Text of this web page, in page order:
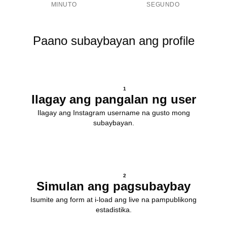
MINUTO SEGUNDO
Paano subaybayan ang profile
1
Ilagay ang pangalan ng user
Ilagay ang Instagram username na gusto mong
subaybayan.
2
Simulan ang pagsubaybay
Isumite ang form at i-load ang live na pampublikong
estadistika.